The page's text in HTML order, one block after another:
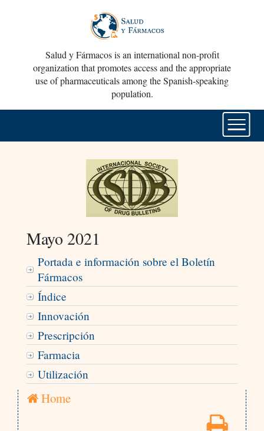
Salud y Fármacos is an international non-profit
organization that promotes access and the appropriate
use of pharmaceuticals among the Spanish-speaking
population.
Mayo 2021
Portada e información sobre el Boletín
Fármacos
Índice
Innovación
Prescripción
Farmacia
Utilización
Home